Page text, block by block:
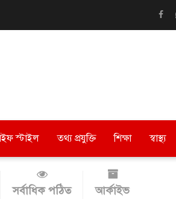
স্টাইল তথ্য প্রযুক্তি শিক্ষা স্বাস্থ্য
সর্বাধিক পঠিত আর্কাইভ